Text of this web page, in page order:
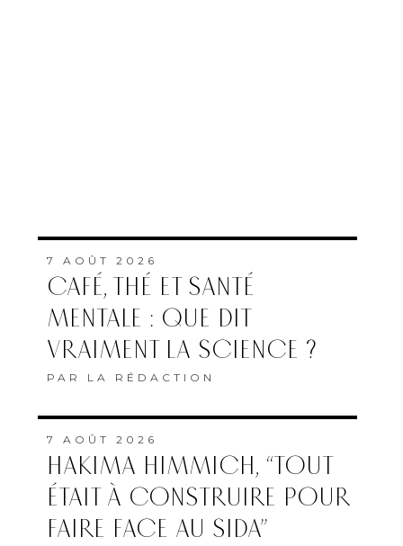
7 AOÛT 2026
CAFÉ, THÉ ET SANTÉ
MENTALE : QUE DIT
VRAIMENT LA SCIENCE ?
PAR LA RÉDACTION
7 AOÛT 2026
HAKIMA HIMMICH, “TOUT
ÉTAIT À CONSTRUIRE POUR
FAIRE FACE AU SIDA”